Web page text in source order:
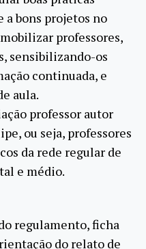
a bons projetos no
professores,
sensibilizando-os
continuada, e
aula.
professor autor
ou seja, professores
da rede regular de
e médio.
regulamento, ficha
do relato de